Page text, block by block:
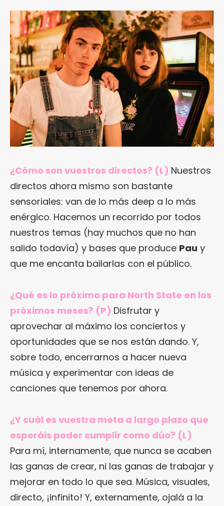
¿Cómo son vuestros directos? (L) Nuestros
directos ahora mismo son bastante
sensoriales: van de lo más deep a lo más
enérgico. Hacemos un recorrido por todos
nuestros temas (hay muchos que no han
salido todavía) y bases que produce Pau y
que me encanta bailarlas con el público.
¿Qué es lo próximo para North State en los
próximos meses? (P) Disfrutar y
aprovechar al máximo los conciertos y
oportunidades que se nos están dando. Y,
sobre todo, encerrarnos a hacer nueva
música y experimentar con ideas de
canciones que tenemos por ahora.
¿Y cuál es vuestra meta a largo plazo que
esperáis poder cumplir como dúo? (L)
Para mí, internamente, que nunca se acaben
las ganas de crear, ni las ganas de trabajar y
mejorar en todo lo que sea. Música, visuales,
directo, ¡infinito! Y, externamente, ojalá a la